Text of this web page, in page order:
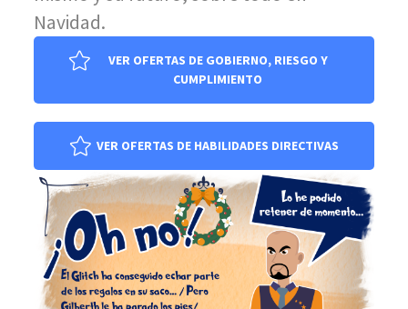
Navidad.
VER OFERTAS DE GOBIERNO, RIESGO Y
CUMPLIMIENTO
VER OFERTAS DE HABILIDADES DIRECTIVAS